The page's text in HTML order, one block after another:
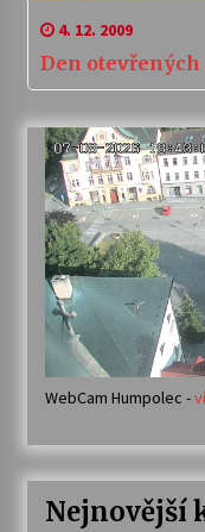
4. 12. 2009
Den otevřených
WebCam Humpolec -
Nejnovější